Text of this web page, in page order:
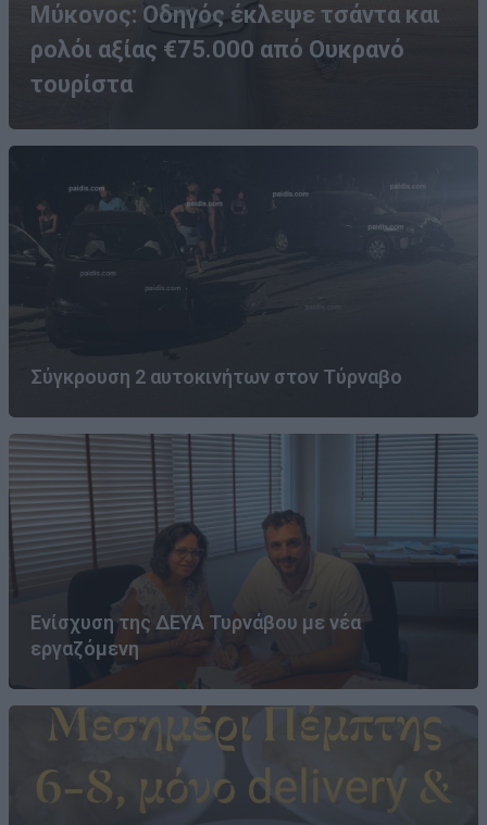
Μύκονος: Οδηγός έκλεψε τσάντα και
ρολόι αξίας €75.000 από Ουκρανό
τουρίστα
Σύγκρουση 2 αυτοκινήτων στον Τύρναβο
Ενίσχυση της ΔΕΥΑ Τυρνάβου με νέα
εργαζόμενη